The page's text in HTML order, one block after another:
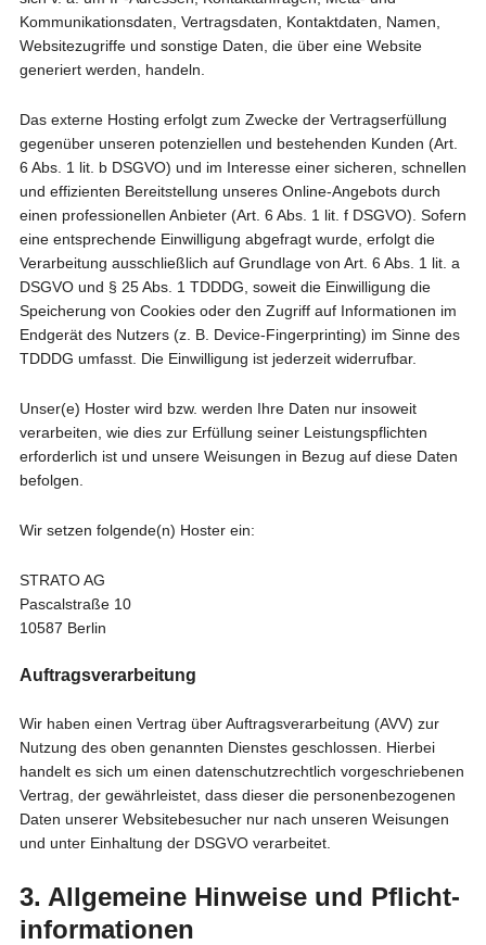
Kommunikationsdaten, Vertragsdaten, Kontaktdaten, Namen,
Websitezugriffe und sonstige Daten, die über eine Website
generiert werden, handeln.
Das externe Hosting erfolgt zum Zwecke der Vertragserfüllung
gegenüber unseren potenziellen und bestehenden Kunden (Art.
6 Abs. 1 lit. b DSGVO) und im Interesse einer sicheren, schnellen
und effizienten Bereitstellung unseres Online-Angebots durch
einen professionellen Anbieter (Art. 6 Abs. 1 lit. f DSGVO). Sofern
eine entsprechende Einwilligung abgefragt wurde, erfolgt die
Verarbeitung ausschließlich auf Grundlage von Art. 6 Abs. 1 lit. a
DSGVO und § 25 Abs. 1 TDDDG, soweit die Einwilligung die
Speicherung von Cookies oder den Zugriff auf Informationen im
Endgerät des Nutzers (z. B. Device-Fingerprinting) im Sinne des
TDDDG umfasst. Die Einwilligung ist jederzeit widerrufbar.
Unser(e) Hoster wird bzw. werden Ihre Daten nur insoweit
verarbeiten, wie dies zur Erfüllung seiner Leistungspflichten
erforderlich ist und unsere Weisungen in Bezug auf diese Daten
befolgen.
Wir setzen folgende(n) Hoster ein:
STRATO AG
Pascalstraße 10
10587 Berlin
Auftragsverarbeitung
Wir haben einen Vertrag über Auftragsverarbeitung (AVV) zur
Nutzung des oben genannten Dienstes geschlossen. Hierbei
handelt es sich um einen datenschutzrechtlich vorgeschriebenen
Vertrag, der gewährleistet, dass dieser die personenbezogenen
Daten unserer Websitebesucher nur nach unseren Weisungen
und unter Einhaltung der DSGVO verarbeitet.
3. Allgemeine Hinweise und Pflicht­
informationen